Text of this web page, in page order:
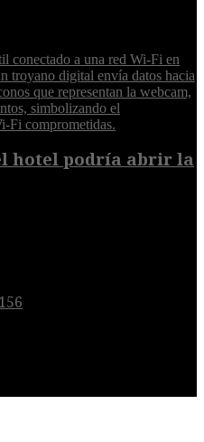
hotel podría abrir la